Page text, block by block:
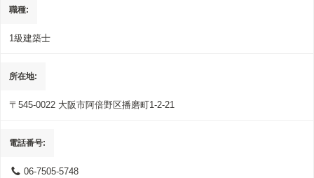
職種
1級建築士
所在地
〒545-0022 大阪市阿倍野区播磨町1-2-21
電話番号
06-7505-5748